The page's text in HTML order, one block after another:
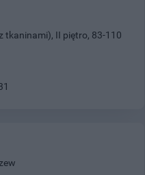
tkaninami), II piętro, 83-110